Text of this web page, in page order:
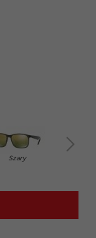
Szary